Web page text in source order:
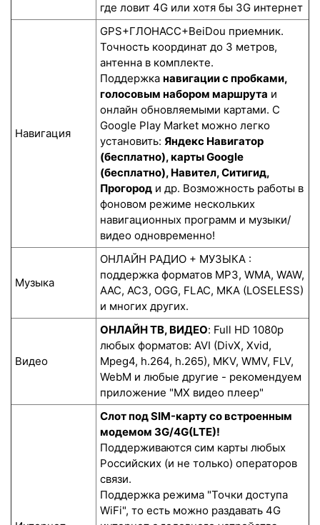
где ловит 4G или хотя бы 3G интернет
Навигация
GPS+ГЛОНАСС+BeiDou приемник.
Точность координат до 3 метров,
антенна в комплекте.
Поддержка навигации с пробками,
голосовым набором маршрута и
онлайн обновляемыми картами. С
Google Play Market можно легко
установить: Яндекс Навигатор
(бесплатно), карты Google
(бесплатно), Навител, Ситигид,
Прогород и др. Возможность работы в
фоновом режиме нескольких
навигационных программ и музыки/
видео одновременно!
Музыка
ОНЛАЙН РАДИО + МУЗЫКА :
поддержка форматов MP3, WMA, WAW,
AAC, AC3, OGG, FLAC, MKA (LOSELESS)
и многих других.
Видео
ОНЛАЙН ТВ, ВИДЕО: Full HD 1080p
любых форматов: AVI (DivX, Xvid,
Mpeg4, h.264, h.265), MKV, WMV, FLV,
WebM и любые другие - рекомендуем
приложение "MX видео плеер"
Слот под SIM-карту со встроенным
модемом 3G/4G(LTE)!
Поддерживаются сим карты любых
Российских (и не только) операторов
связи.
Поддержка режима "Точки доступа
WiFi", то есть можно раздавать 4G